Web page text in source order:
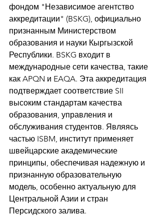
фондом "Независимое агентство
аккредитации" (BSKG), официально
признанным Министерством
образования и науки Кыргызской
Республики. BSKG входит в
международные сети качества, такие
как APQN и EAQA. Эта аккредитация
подтверждает соответствие SII
высоким стандартам качества
образования, управления и
обслуживания студентов. Являясь
частью ISBM, институт применяет
швейцарские академические
принципы, обеспечивая надежную и
признанную образовательную
модель, особенно актуальную для
Центральной Азии и стран
Персидского залива.